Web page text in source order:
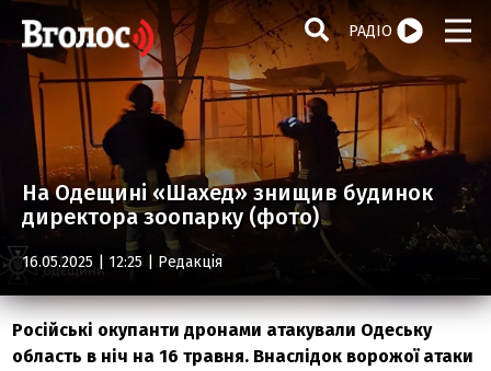
РАДІО
На Одещині «Шахед» знищив будинок
директора зоопарку (фото)
16.05.2025 | 12:25 | Редакція
Російські окупанти дронами атакували Одеську
область в ніч на 16 травня. Внаслідок ворожої атаки